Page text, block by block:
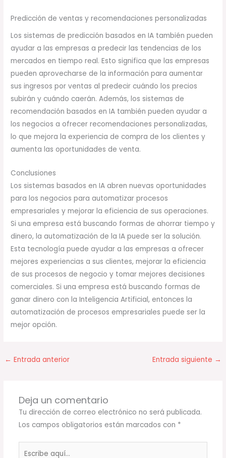
Predicción de ventas y recomendaciones personalizadas
Los sistemas de predicción basados en IA también pueden
ayudar a las empresas a predecir las tendencias de los
mercados en tiempo real. Esto significa que las empresas
pueden aprovecharse de la información para aumentar
sus ingresos por ventas al predecir cuándo los precios
subirán y cuándo caerán. Además, los sistemas de
recomendación basados en IA también pueden ayudar a
los negocios a ofrecer recomendaciones personalizadas,
lo que mejora la experiencia de compra de los clientes y
aumenta las oportunidades de venta.
Conclusiones
Los sistemas basados en IA abren nuevas oportunidades
para los negocios para automatizar procesos
empresariales y mejorar la eficiencia de sus operaciones.
Si una empresa está buscando formas de ahorrar tiempo y
dinero, la automatización de la IA puede ser la solución.
Esta tecnología puede ayudar a las empresas a ofrecer
mejores experiencias a sus clientes, mejorar la eficiencia
de sus procesos de negocio y tomar mejores decisiones
comerciales. Si una empresa está buscando formas de
ganar dinero con la Inteligencia Artificial, entonces la
automatización de procesos empresariales puede ser la
mejor opción.
← Entrada anterior Entrada siguiente →
Deja un comentario
Tu dirección de correo electrónico no será publicada.
Los campos obligatorios están marcados con *